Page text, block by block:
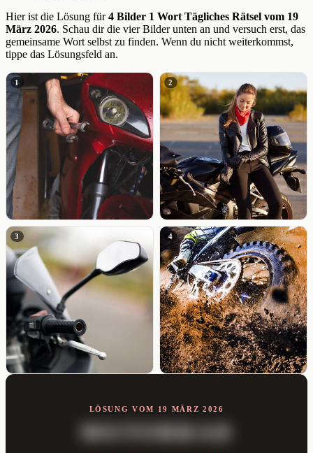
Hier ist die Lösung für4 Bilder 1 Wort Tägliches Rätsel vom 19
März 2026. Schau dir die vier Bilder unten an und versuch erst, das
gemeinsame Wort selbst zu finden. Wenn du nicht weiterkommst,
tippe das Lösungsfeld an.
1 2
3 4
LÖSUNG VOM 19 MÄRZ 2026
MOTORRAD